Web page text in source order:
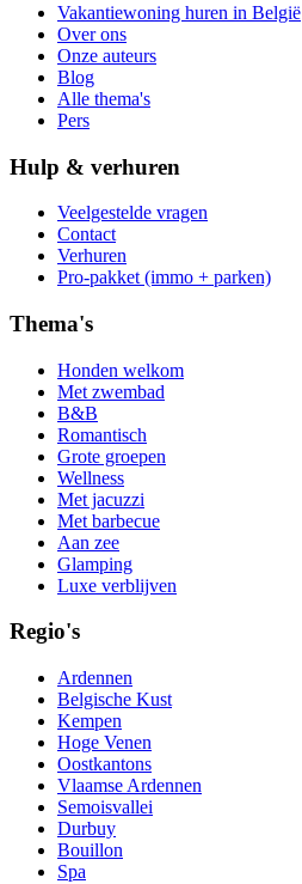
Vakantiewoning huren in België
Over ons
Onze auteurs
Blog
Alle thema's
Pers
Hulp & verhuren
Veelgestelde vragen
Contact
Verhuren
Pro-pakket (immo + parken)
Thema's
Honden welkom
Met zwembad
B&B
Romantisch
Grote groepen
Wellness
Met jacuzzi
Met barbecue
Aan zee
Glamping
Luxe verblijven
Regio's
Ardennen
Belgische Kust
Kempen
Hoge Venen
Oostkantons
Vlaamse Ardennen
Semoisvallei
Durbuy
Bouillon
Spa